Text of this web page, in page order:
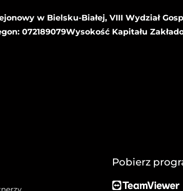
w Bielsku-Białej, VIII Wydział
072189079Wysokość Kapitału
Pobierz